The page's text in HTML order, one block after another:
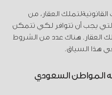
العقار، من
يجب أن تتوافر لكي تتمكن
العقار. هناك عدد من الشروط
هذا السياق.
المواطن السعودي